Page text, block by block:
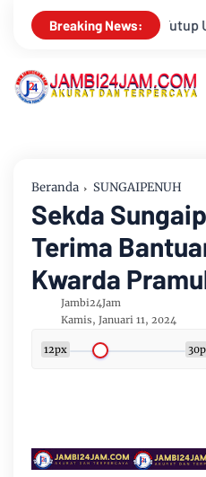
Breaking News:
Usia 59 Tahun, Sinsen
Beranda SUNGAIPENUH
Sekda
Terima
Kwarda
Jambi24Jam
Kamis, Januari 11, 2024
12px